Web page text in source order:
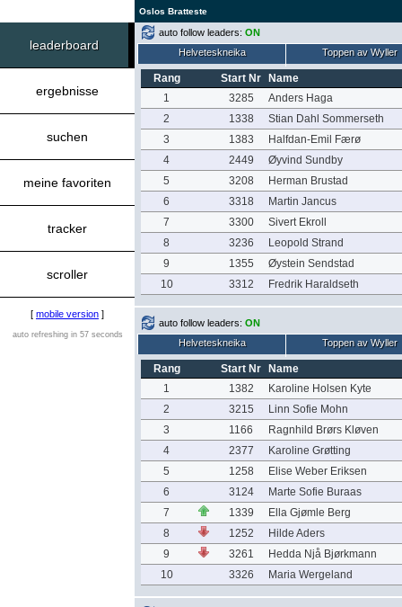
Oslos Bratteste
leaderboard
ergebnisse
suchen
meine favoriten
tracker
scroller
[ mobile version ]
auto refreshing in 57 seconds
auto follow leaders: ON
Helveteskneika
Toppen av Wyller
Rang Start Nr
Name
1
3285
Anders Haga
2
1338
Stian Dahl Sommerseth
3
1383
Halfdan-Emil Færø
4
2449
Øyvind Sundby
5
3208
Herman Brustad
6
3318
Martin Jancus
7
3300
Sivert Ekroll
8
3236
Leopold Strand
9
1355
Øystein Sendstad
10
3312 Fredrik Haraldseth
auto follow leaders: ON
Helveteskneika
Toppen av Wyller
Rang Start Nr
Name
1
1382
Karoline Holsen Kyte
2
3215
Linn Sofie Mohn
3
1166
Ragnhild Brørs Kløven
4
2377
Karoline Grøtting
5
1258
Elise Weber Eriksen
6
3124
Marte Sofie Buraas
7
1339
Ella Gjømle Berg
8
1252
Hilde Aders
9
3261
Hedda Njå Bjørkmann
10
3326 Maria Wergeland